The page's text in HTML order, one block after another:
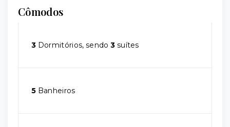
Cômodos
3 Dormitórios, sendo3 suítes
5 Banheiros